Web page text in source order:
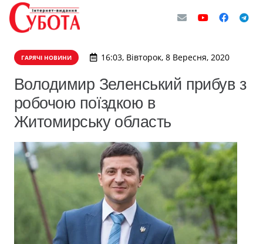
ГАРЯЧІ НОВИНИ 16:03, Вівторок, 8 Вересня, 2020
Володимир Зеленський прибув з
робочою поїздкою в
Житомирську область